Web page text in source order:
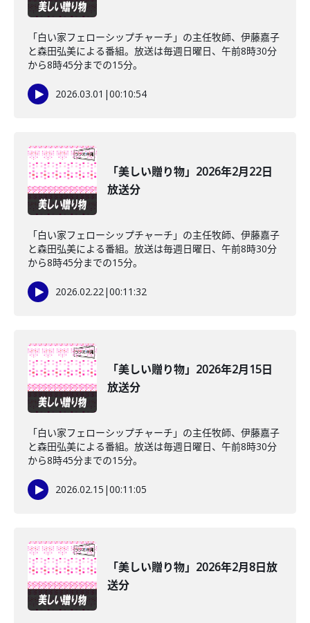
「白い家フェローシップチャーチ」の主任牧師、伊藤嘉子
と森田弘美による番組。放送は毎週日曜日、午前8時30分
から8時45分までの15分。
2026.03.01 |00:10:54
「美しい贈り物」2026年2月22日
放送分
「白い家フェローシップチャーチ」の主任牧師、伊藤嘉子
と森田弘美による番組。放送は毎週日曜日、午前8時30分
から8時45分までの15分。
2026.02.22|00:11:32
「美しい贈り物」2026年2月15日
放送分
「白い家フェローシップチャーチ」の主任牧師、伊藤嘉子
と森田弘美による番組。放送は毎週日曜日、午前8時30分
から8時45分までの15分。
2026.02.15 |00:11:05
「美しい贈り物」2026年2月8日放
送分